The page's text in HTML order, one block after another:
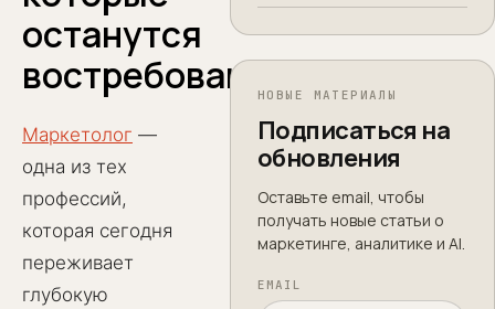
останутся
востребованными
Маркетолог —
одна из тех
профессий,
которая сегодня
переживает
глубокую
НОВЫЕ МАТЕРИАЛЫ
Подписаться на
обновления
Оставьте email, чтобы
получать новые статьи о
маркетинге, аналитике и AI.
EMAIL